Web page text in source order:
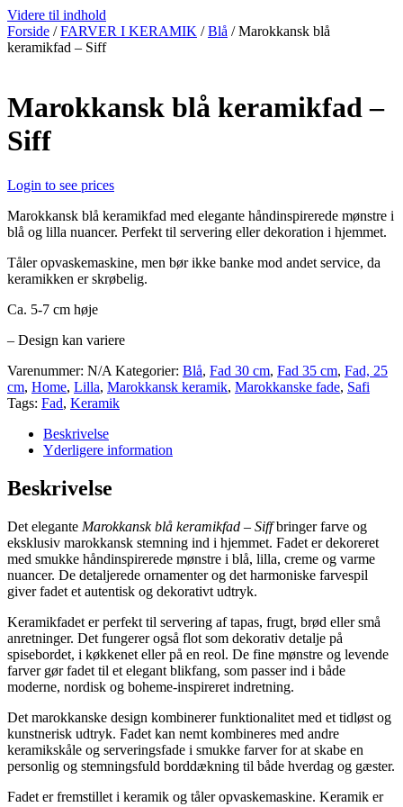
Videre til indhold
Forside /FARVER I KERAMIK /Blå / Marokkansk blå
keramikfad – Siff
Marokkansk blå keramikfad –
Siff
Login to see prices
Marokkansk blå keramikfad med elegante håndinspirerede mønstre i
blå og lilla nuancer. Perfekt til servering eller dekoration i hjemmet.
Tåler opvaskemaskine, men bør ikke banke mod andet service, da
keramikken er skrøbelig.
Ca. 5-7 cm høje
– Design kan variere
Varenummer: N/A Kategorier: Blå, Fad 30 cm, Fad 35 cm, Fad, 25
cm, Home, Lilla, Marokkansk keramik, Marokkanske fade, Safi
Tags: Fad, Keramik
Beskrivelse
Yderligere information
Beskrivelse
Det elegante Marokkansk blå keramikfad – Siffbringer farve og
eksklusiv marokkansk stemning ind i hjemmet. Fadet er dekoreret
med smukke håndinspirerede mønstre i blå, lilla, creme og varme
nuancer. De detaljerede ornamenter og det harmoniske farvespil
giver fadet et autentisk og dekorativt udtryk.
Keramikfadet er perfekt til servering af tapas, frugt, brød eller små
anretninger. Det fungerer også flot som dekorativ detalje på
spisebordet, i køkkenet eller på en reol. De fine mønstre og levende
farver gør fadet til et elegant blikfang, som passer ind i både
moderne, nordisk og boheme-inspireret indretning.
Det marokkanske design kombinerer funktionalitet med et tidløst og
kunstnerisk udtryk. Fadet kan nemt kombineres med andre
keramikskåle og serveringsfade i smukke farver for at skabe en
personlig og stemningsfuld borddækning til både hverdag og gæster.
Fadet er fremstillet i keramik og tåler opvaskemaskine. Keramik er